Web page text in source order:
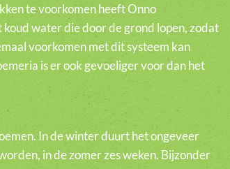
te voorkomen heeft Onno
water die door de grond lopen, zodat
voorkomen met dit systeem kan
is er ook gevoeliger voor dan het
In de winter duurt het ongeveer
in de zomer zes weken. Bijzonder